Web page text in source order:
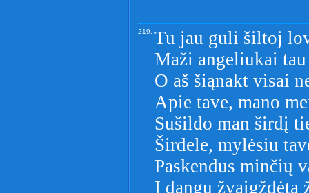
219. Tu jau guli šiltoj
Maži angeliukai tau
O aš šiąnakt visai
Apie tave, mano
Sušildo man širdį
Širdele, mylėsiu
Paskendus minčių
Į dangų žvaigždėtą